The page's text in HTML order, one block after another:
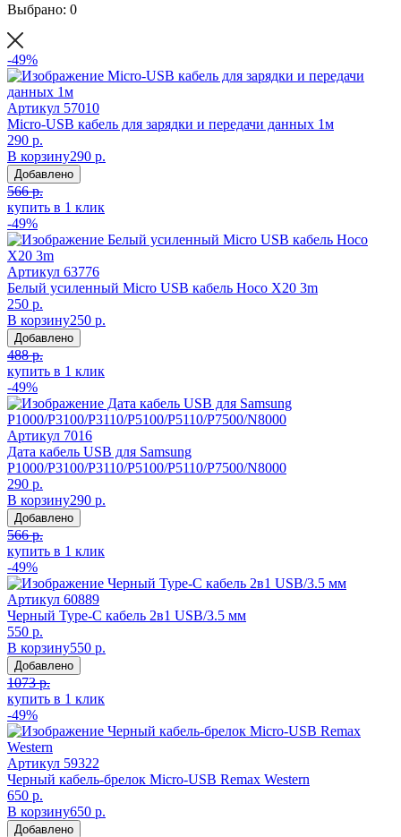
Выбрано: 0
-49%
Артикул 57010
Micro-USB кабель для зарядки и передачи данных 1м
290 р.
В корзину290 р.
Добавлено
566 р.
купить в 1 клик
-49%
Артикул 63776
Белый усиленный Micro USB кабель Hoco X20 3m
250 р.
В корзину250 р.
Добавлено
488 р.
купить в 1 клик
-49%
Артикул 7016
Дата кабель USB для Samsung
P1000/P3100/P3110/P5100/P5110/P7500/N8000
290 р.
В корзину290 р.
Добавлено
566 р.
купить в 1 клик
-49%
Артикул 60889
Черный Type-C кабель 2в1 USB/3.5 мм
550 р.
В корзину550 р.
Добавлено
1073 р.
купить в 1 клик
-49%
Артикул 59322
Черный кабель-брелок Micro-USB Remax Western
650 р.
В корзину650 р.
Добавлено